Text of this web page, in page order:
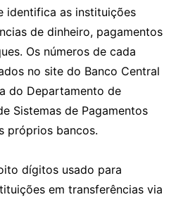
identifica as instituições
de dinheiro, pagamentos
Os números de cada
no site do Banco Central
do Departamento de
Sistemas de Pagamentos
próprios bancos.
dígitos usado para
em transferências via